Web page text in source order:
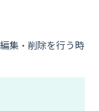
集・削除を行う時